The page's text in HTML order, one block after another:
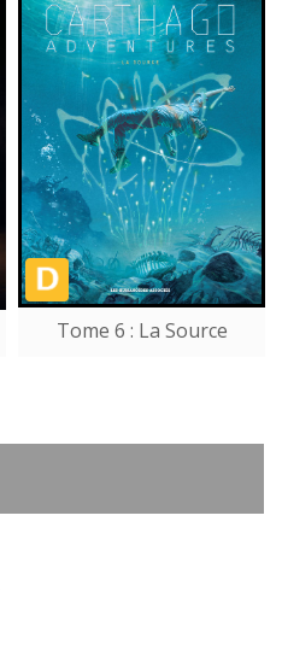
Tome 6 : La Source